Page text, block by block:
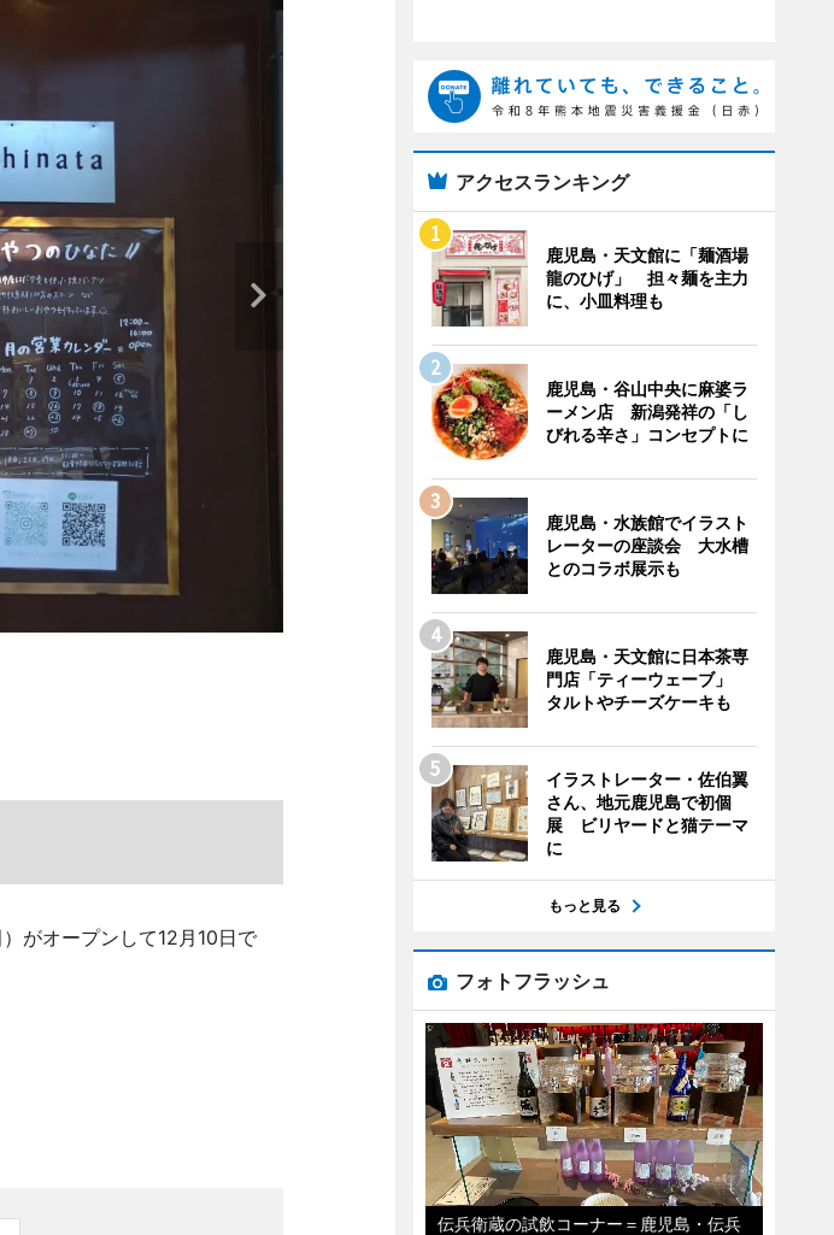
がオープンして12月10日で
アクセスランキング
鹿児島・天文館に「麺酒場
龍のひげ」 担々麺を主力
に、小皿料理も
鹿児島・谷山中央に麻婆ラ
ーメン店 新潟発祥の「し
びれる辛さ」コンセプトに
鹿児島・水族館でイラスト
レーターの座談会 大水槽
とのコラボ展示も
鹿児島・天文館に日本茶専
門店「ティーウェーブ」
タルトやチーズケーキも
イラストレーター・佐伯翼
さん、地元鹿児島で初個
展 ビリヤードと猫テーマ
に
もっと見る
フォトフラッシュ
伝兵衛蔵の試飲コーナー＝鹿児島・伝兵